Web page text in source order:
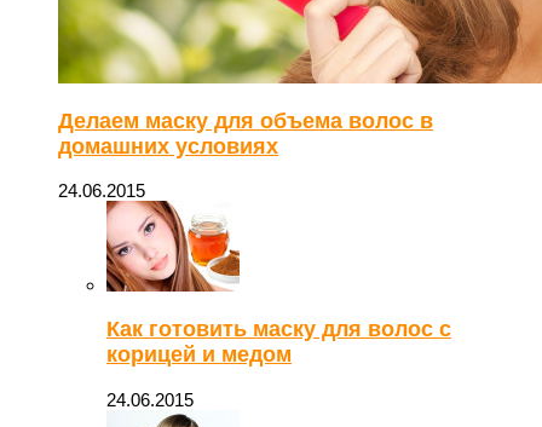
Делаем маску для объема волос в
домашних условиях
24.06.2015
Как готовить маску для волос с
корицей и медом
24.06.2015